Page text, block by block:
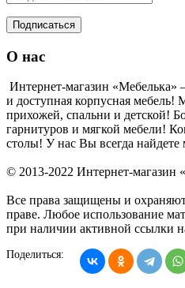
Подписаться
О нас
Интернет-магазин «Мебелька»
и доступная корпусная мебель!
прихожей, спальни и детской!
гарнитуров и мягкой мебели!
столы! У нас Вы всегда найдете
© 2013-2022 Интернет-магазин
Все права защищены и
праве. Любое использование
при наличии активной ссылки
Поделиться: